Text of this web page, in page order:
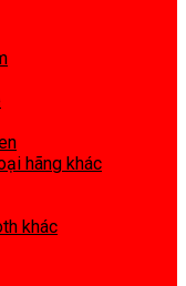
hãng khác
khác